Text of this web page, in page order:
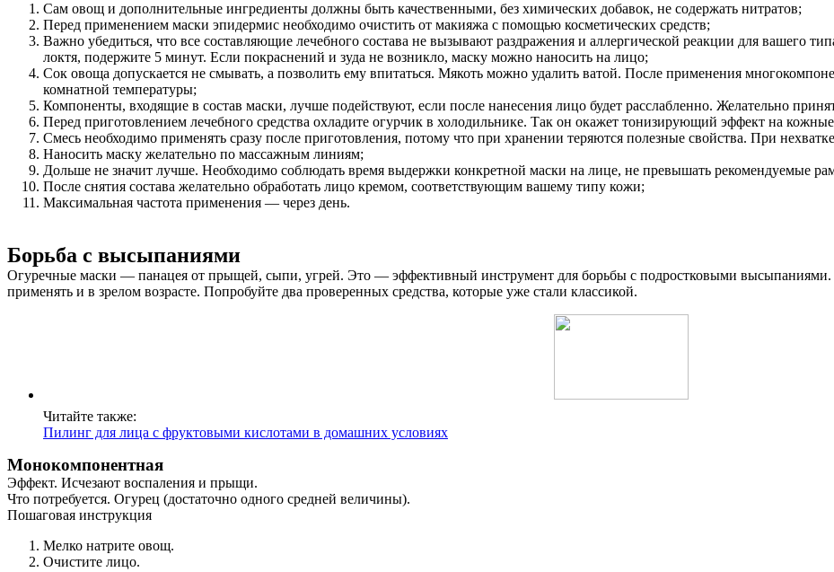
Сам овощ и дополнительные ингредиенты должны быть качественными, без химических добавок, не содержать нитратов;
Перед применением маски эпидермис необходимо очистить от макияжа с помощью косметических средств;
Важно убедиться, что все составляющие лечебного состава не вызывают раздражения и аллергической реакции для вашего
локтя, подержите 5 минут. Если покраснений и зуда не возникло, маску можно наносить на лицо;
Сок овоща допускается не смывать, а позволить ему впитаться. Мякоть можно удалить ватой. После применения
комнатной температуры;
Компоненты, входящие в состав маски, лучше подействуют, если после нанесения лицо будет расслабленно. Желательно
Перед приготовлением лечебного средства охладите огурчик в холодильнике. Так он окажет тонизирующий эффект на
Смесь необходимо применять сразу после приготовления, потому что при хранении теряются полезные свойства. При
Наносить маску желательно по массажным линиям;
Дольше не значит лучше. Необходимо соблюдать время выдержки конкретной маски на лице, не превышать рекомендуемые
После снятия состава желательно обработать лицо кремом, соответствующим вашему типу кожи;
Максимальная частота применения — через день.
Борьба с высыпаниями
Огуречные маски — панацея от прыщей, сыпи, угрей. Это — эффективный инструмент для борьбы с подростковыми высыпаниями.
применять и в зрелом возрасте. Попробуйте два проверенных средства, которые уже стали классикой.
Читайте также:
Пилинг для лица с фруктовыми кислотами в домашних условиях
Монокомпонентная
Эффект. Исчезают воспаления и прыщи.
Что потребуется. Огурец (достаточно одного средней величины).
Пошаговая инструкция
Мелко натрите овощ.
Очистите лицо.